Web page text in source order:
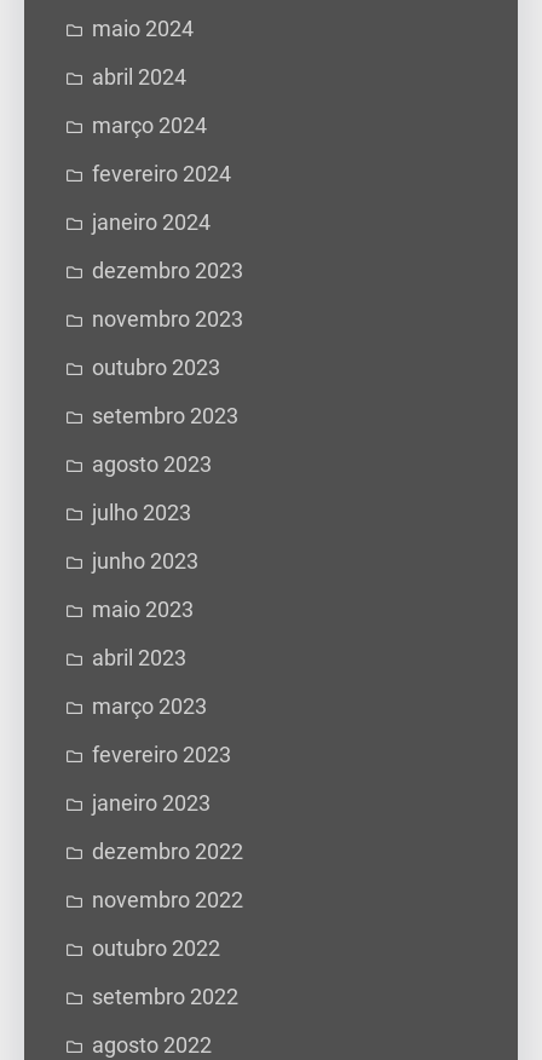
maio 2024
abril 2024
março 2024
fevereiro 2024
janeiro 2024
dezembro 2023
novembro 2023
outubro 2023
setembro 2023
agosto 2023
julho 2023
junho 2023
maio 2023
abril 2023
março 2023
fevereiro 2023
janeiro 2023
dezembro 2022
novembro 2022
outubro 2022
setembro 2022
agosto 2022